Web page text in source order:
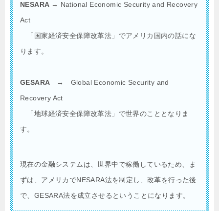
NESARA → National Economic Security and Recovery
Act
「国家経済安全保障改革法」でアメリカ国内の話にな
ります。
GESARA → Global Economic Security and
Recovery Act
「地球経済安全保障改革法」で世界のこととなりま
す。
現在の金融システムは、世界中で稼働しているため、ま
ずは、アメリカでNESARA法を制定し、改革を行った後
で、 GESARA法を成立させるということになります。